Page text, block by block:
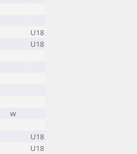
U18
U18
w
U18
U18